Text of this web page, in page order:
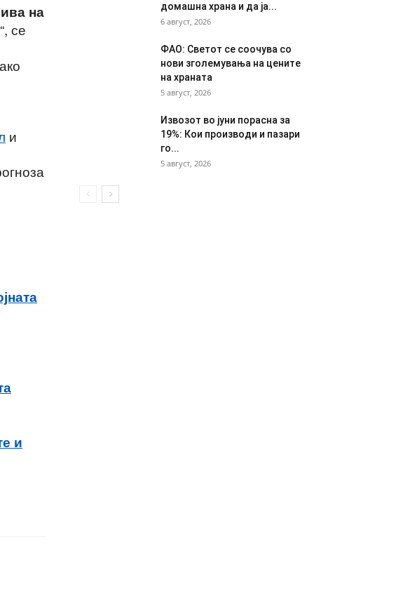
на
“, се
и
и
домашна храна и да ја...
6 август, 2026
ФАО: Светот се соочува со
нови зголемувања на цените
на храната
5 август, 2026
Извозот во јуни порасна за
19%: Кои производи и пазари
го...
5 август, 2026